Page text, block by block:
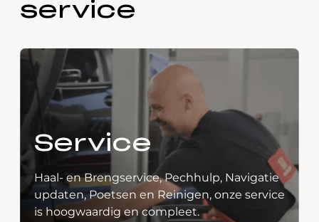
service
Service
Haal- en Brengservice, Pechhulp, Navigatie
updaten, Poetsen en Reinigen, onze service
is hoogwaardig en compleet.